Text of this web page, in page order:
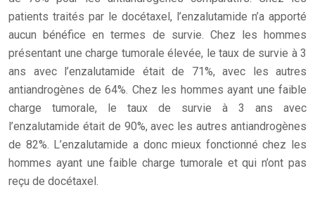
patients traités par le docétaxel, l’enzalutamide n’a apporté
aucun bénéfice en termes de survie. Chez les hommes
présentant une charge tumorale élevée, le taux de survie à 3
ans avec l’enzalutamide était de 71%, avec les autres
antiandrogènes de 64%. Chez les hommes ayant une faible
charge tumorale, le taux de survie à 3 ans avec
l’enzalutamide était de 90%, avec les autres antiandrogènes
de 82%. L’enzalutamide a donc mieux fonctionné chez les
hommes ayant une faible charge tumorale et qui n’ont pas
reçu de docétaxel.